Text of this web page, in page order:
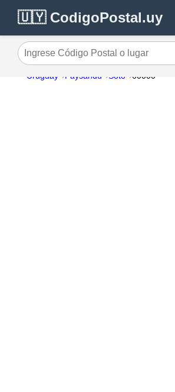
🇺🇾 CodigoPostal.uy
Ingrese Código Postal o lugar
Uruguay Paysandu Soto 60000